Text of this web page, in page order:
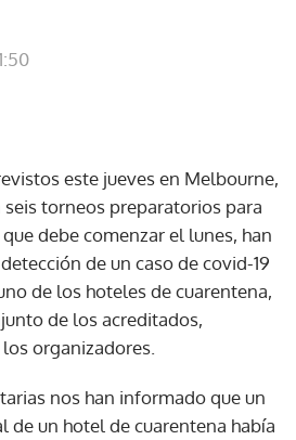
este jueves en Melbourne,
torneos preparatorios para
debe comenzar el lunes, han
de un caso de covid-19
de los hoteles de cuarentena,
de los acreditados,
organizadores.
nos han informado que un
de un hotel de cuarentena había